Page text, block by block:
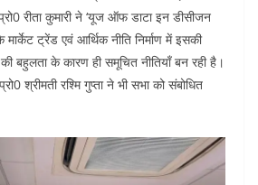
रीता कुमारी ने ‘यूज ऑफ डाटा इन डीसीजन
मार्केट ट्रेंड एवं आर्थिक नीति निर्माण में इसकी
बहुलता के कारण ही समूचित नीतियाँ बन रही है।
श्रीमती रश्मि गुप्ता ने भी सभा को संबोधित